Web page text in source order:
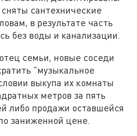
сантехнические
в результате часть
без воды и канализации.
семьи, новые соседи
"музыкальное
выкупа их комнаты
метров за пять
либо продажи оставшейся
заниженной цене.